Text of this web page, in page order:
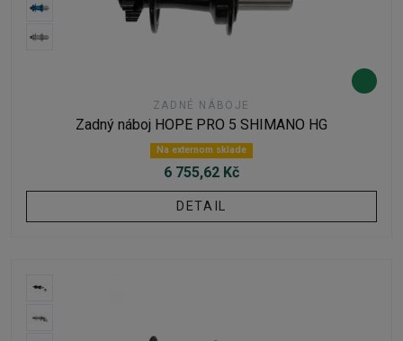
ZADNÉ NÁBOJE
Zadný náboj HOPE PRO 5 SHIMANO HG
Na externom sklade
6 755,62 Kč
DETAIL